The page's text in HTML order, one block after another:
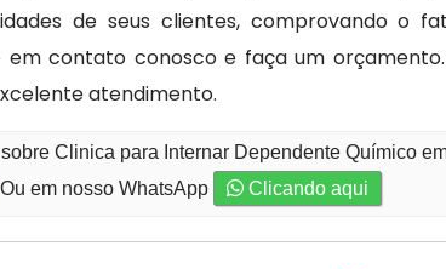
de seus clientes, comprovando o
contato conosco e faça um
atendimento.
Clinica para Internar Dependente Químico
Ou em nosso WhatsApp Clicando aqui